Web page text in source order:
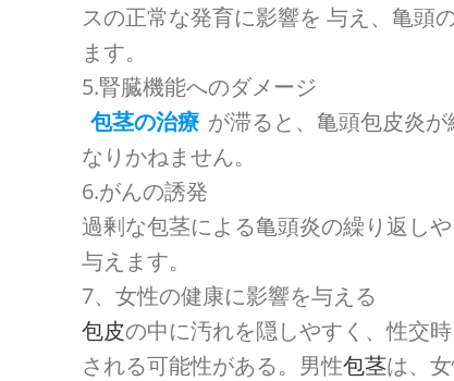
スの正常な発育に影響を 与え、亀頭
ます。
5.腎臓機能へのダメージ
包茎の治療 が滞ると、亀頭包皮炎
なりかねません。
6.がんの誘発
過剰な包茎による亀頭炎の繰り返し
与えます。
7、女性の健康に影響を与える
包皮の中に汚れを隠しやすく、性交
される可能性がある。男性包茎は、